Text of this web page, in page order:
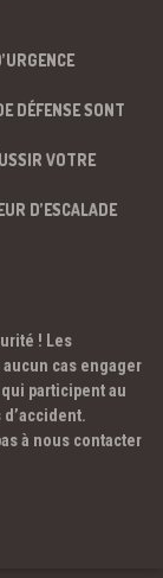
DÉFENSE SONT
VOTRE
D’ESCALADE
! Les
cas engager
participent au
à nous contacter